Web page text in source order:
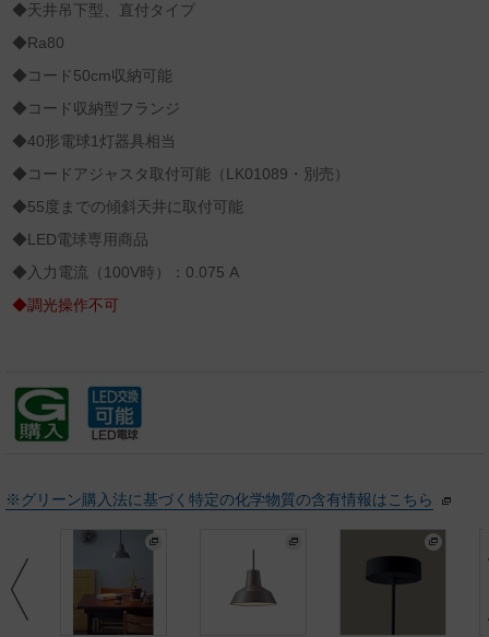
◆天井吊下型、直付タイプ
◆Ra80
◆コード50cm収納可能
◆コード収納型フランジ
◆40形電球1灯器具相当
◆コードアジャスタ取付可能（LK01089・別売）
◆55度までの傾斜天井に取付可能
◆LED電球専用商品
◆入力電流（100V時）：0.075 A
◆調光操作不可
※グリーン購入法に基づく特定の化学物質の含有情報はこちら